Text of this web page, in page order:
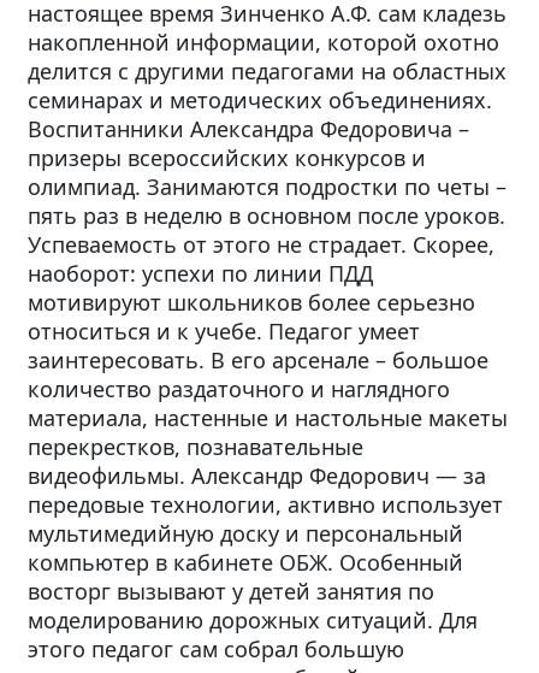
настоящее время Зинченко А.Ф. сам кладезь
накопленной информации, которой охотно
делится с другими педагогами на областных
семинарах и методических объединениях.
Воспитанники Александра Федоровича –
призеры всероссийских конкурсов и
олимпиад. Занимаются подростки по четы –
пять раз в неделю в основном после уроков.
Успеваемость от этого не страдает. Скорее,
наоборот: успехи по линии ПДД
мотивируют школьников более серьезно
относиться и к учебе. Педагог умеет
заинтересовать. В его арсенале – большое
количество раздаточного и наглядного
материала, настенные и настольные макеты
перекрестков, познавательные
видеофильмы. Александр Федорович — за
передовые технологии, активно использует
мультимедийную доску и персональный
компьютер в кабинете ОБЖ. Особенный
восторг вызывают у детей занятия по
моделированию дорожных ситуаций. Для
этого педагог сам собрал большую